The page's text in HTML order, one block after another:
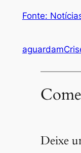
Fonte:
aguardam
Deixe